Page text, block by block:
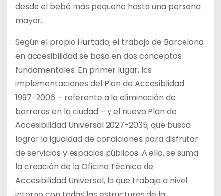
desde el bebé más pequeño hasta una persona
mayor.
Según el propio Hurtado, el trabajo de Barcelona
en accesibilidad se basa en dos conceptos
fundamentales: En primer lugar, las
implementaciones del Plan de Accesiblidad
1997-2006 – referente a la eliminación de
barreras en la ciudad – y el nuevo Plan de
Accesibilidad Universal 2027-2035, que busca
lograr la igualdad de condiciones para disfrutar
de servicios y espacios públicos. A ello, se suma
la creación de la Oficina Técnica de
Accesibilidad Universal, la que trabaja a nivel